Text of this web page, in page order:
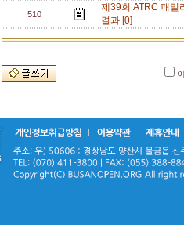
510
제39회 ATRC 패밀
결과 [0]